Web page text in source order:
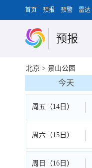
首页 预报 预警 雷达
预报
北京 > 景山公园
今天
周五（14日）
周六（15日）
周日（16日）